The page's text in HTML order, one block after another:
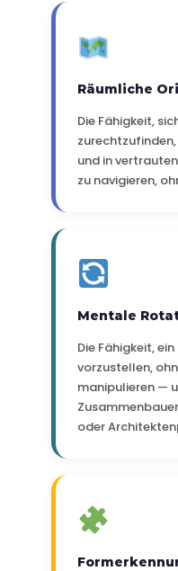
Räumliche
Die Fähigkeit,
und in
zu navigieren,
Mentale
Die Fähigkeit,
vorzustellen,
manipulieren —
oder